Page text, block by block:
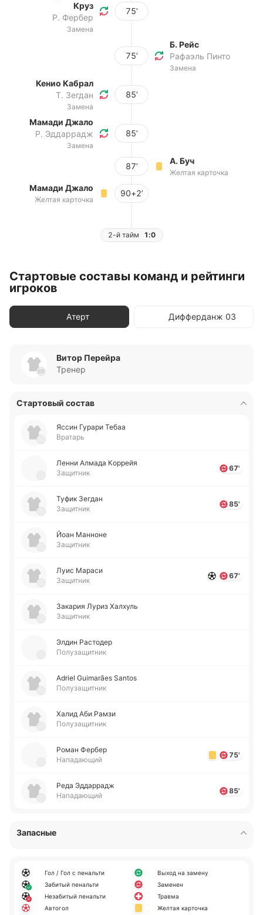
Круз
Р. Фербер
Замена
75’
75’
Б. Рейс
Рафаэль Пинто
Замена
Кенио Кабрал
Т. Зегдан
Замена
85’
Мамади Джало
Р. Эддаррадж
Замена
85’
87’
А. Буч
Желтая карточка
Мамади Джало
Желтая карточка
90+2’
2-й тайм 1:0
Стартовые составы команд и рейтинги
игроков
Атерт Дифферданж 03
Витор Перейра
Тренер
Стартовый состав
Яссин Гурари Тебаа
Вратарь
Ленни Алмада Ко­ррейя
Защитник
67'
Туфик Зегдан
Защитник
85'
Йоан Ма­нно­не
Защитник
Луис Мараси
Защитник
67'
За­ка­рия Луриз Ха­лхуль
Защитник
Элдин Ра­сто­дер
Полузащитник
Adriel Guimarães Santos
Полузащитник
Халид Аби Рамзи
Полузащитник
Роман Фербер
Нападающий
75'
Реда Эдда­ррадж
Нападающий
85'
Запасные
Гол / Гол с пенальти
Забитый пенальти
Незабитый пенальти
Автогол
Выход на замену
Заменен
Травма
Желтая карточка